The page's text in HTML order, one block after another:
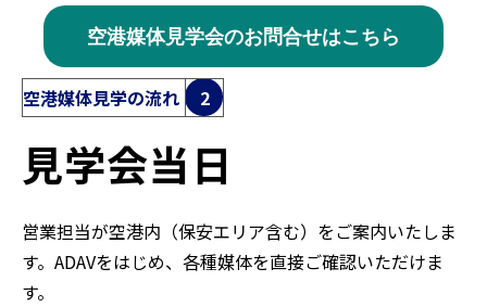
空港媒体見学会のお問合せはこちら
空港媒体見学の流れ 2
見学会当日
営業担当が空港内（保安エリア含む）をご案内いたしま
す。ADAVをはじめ、各種媒体を直接ご確認いただけま
す。